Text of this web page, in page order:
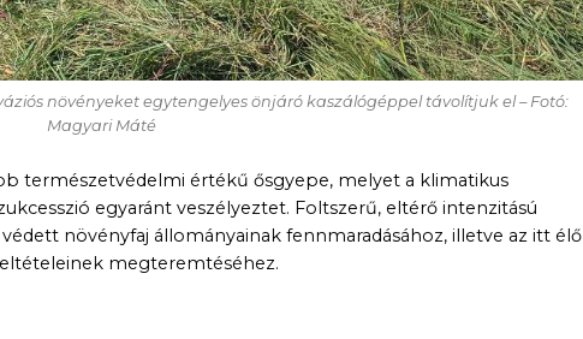
növényeket egytengelyes önjáró kaszálógéppel távolítjuk el – Fotó:
Magyari Máté
természetvédelmi értékű ősgyepe, melyet a klimatikus
egyaránt veszélyeztet. Foltszerű, eltérő intenzitású
növényfaj állományainak fennmaradásához, illetve az itt élő
megteremtéséhez.